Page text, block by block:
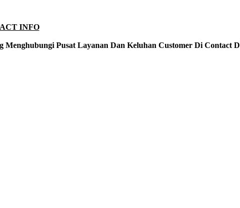
INFO
Pusat Layanan Dan Keluhan Customer Di Contact